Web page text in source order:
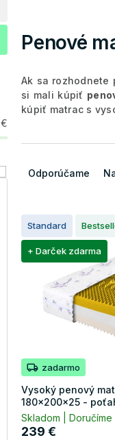
€
Penové
Ak sa rozhodnete
si mali kúpiť
kúpiť matrac s
n
e
p
o
v
Odporúčame
V
ý
p
i
k
t
o
v
Standard
+ Darček zdarma
zadarmo
Vysoký penový
180x200x25 -
Skladom |
239 €